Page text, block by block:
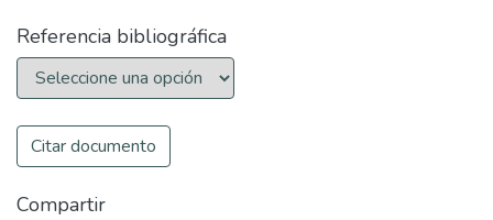
Referencia bibliográfica
Citar documento
Compartir